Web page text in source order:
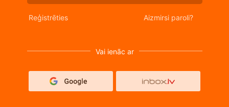
Reģistrēties Aizmirsi paroli?
Vai ienāc ar